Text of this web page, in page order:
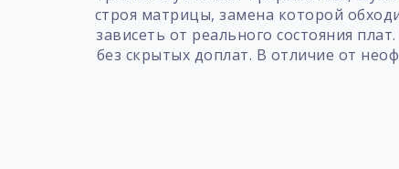
строя матрицы, замена которой
зависеть от реального состояния
без скрытых доплат. В отличие от